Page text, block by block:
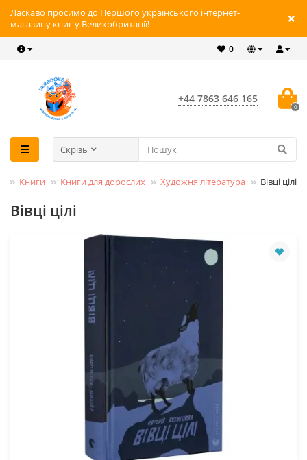
Ласкаво просимо до Першого українського інтернет-
магазину книг у Великобританії!
0
+44 7863 646 165
0
Скрізь
Книги Книги для дорослих Художня література Вівці цілі
Вівці цілі